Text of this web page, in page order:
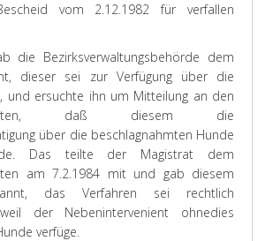
vom 2.12.1982 für verfallen
die Bezirksverwaltungsbehörde dem
dieser sei zur Verfügung über die
und ersuchte ihn um Mitteilung an den
daß diesem die
über die beschlagnahmten Hunde
Das teilte der Magistrat dem
am 7.2.1984 mit und gab diesem
das Verfahren sei rechtlich
der Nebenintervenient ohnedies
verfüge.